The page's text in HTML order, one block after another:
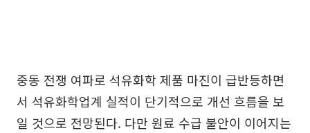
중동 전쟁 여파로 석유화학 제품 마진이 급반등하면
서 석유화학업계 실적이 단기적으로 개선 흐름을 보
일 것으로 전망된다. 다만 원료 수급 불안이 이어지는